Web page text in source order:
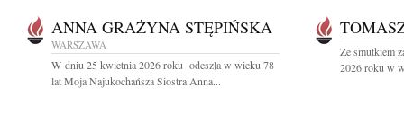
ANNA GRAŻYNA STĘPIŃSKA
WARSZAWA
W dniu 25 kwietnia 2026 roku odeszła w wieku 78
lat Moja Najukochańsza Siostra Anna...
Ze smutkiem
2026 roku w